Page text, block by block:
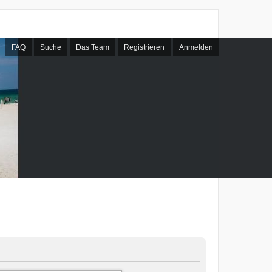
FAQ Suche Das Team Registrieren Anmelden